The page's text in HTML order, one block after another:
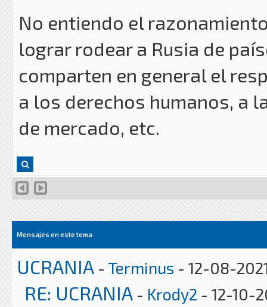
No entiendo el
lograr rodear a Rusia de
comparten en general el
a los derechos humanos, a
de mercado, etc.
Mensajes en este tema
UCRANIA - Terminus - 12-08-
RE: UCRANIA - Krody2 - 12-10-